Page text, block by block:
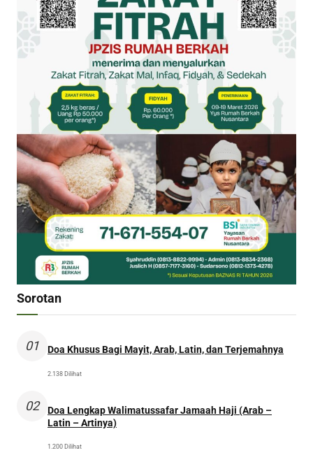
Sorotan
01 Doa Khusus Bagi Mayit, Arab, Latin, dan Terjemahnya
2.138 Dilihat
02
Doa Lengkap Walimatussafar Jamaah Haji (Arab –
Latin – Artinya)
1.200 Dilihat